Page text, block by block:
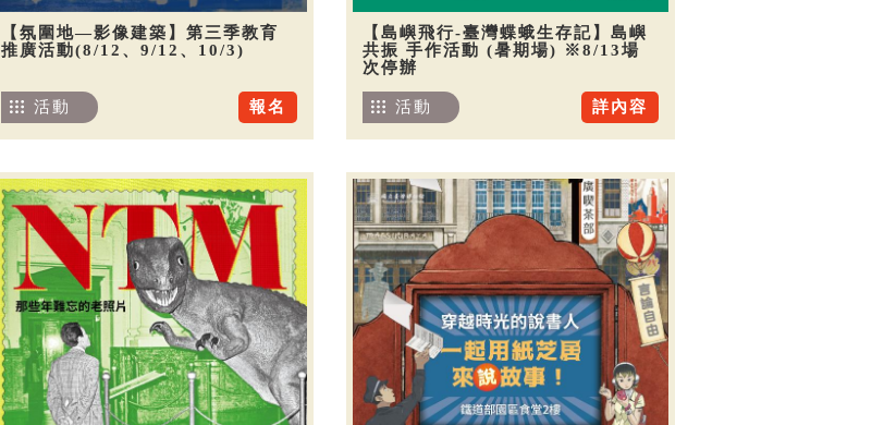
【氛圍地—影像建築】第三季教育
推廣活動(8/12、9/12、10/3)
報名
活動
【島嶼飛行-臺灣蝶蛾生存記】島嶼
共振 手作活動 (暑期場) ※8/13場
次停辦
詳內容
活動